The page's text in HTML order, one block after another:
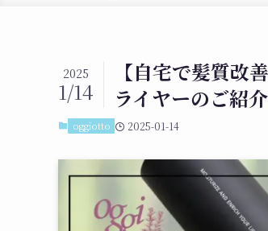
【自宅で髪質
ライヤーのご紹
2025
1/14
oggiotto 2025-01-14